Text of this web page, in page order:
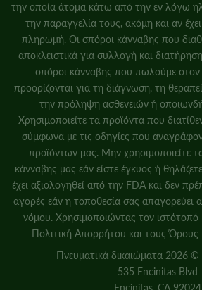
την οποία άτομα κάτω από την εν λόγω
την παραγγελία τους, ακόμη και αν
πληρωμή. Οι σπόροι κάνναβης που
αποκλειστικά για συλλογή και
σπόροι κάνναβης που πωλούμε στον
προορίζονται για τη διάγνωση, τη
την πρόληψη ασθενειών ή
Χρησιμοποιείτε τα προϊόντα που
σύμφωνα με τις οδηγίες που
προϊόντων μας. Μην χρησιμοποιείτε
κάνναβης μας εάν είστε έγκυος ή
έχει αξιολογηθεί από την FDA και δεν
αγορές εάν η τοποθεσία σας απαγορεύει
νόμου. Χρησιμοποιώντας τον ιστότοπό
Πολιτική Απορρήτου και τους Όρους
Πνευματικά δικαιώματα 2026 ©
535 Encinitas Blvd
Encinitas, CA 92024